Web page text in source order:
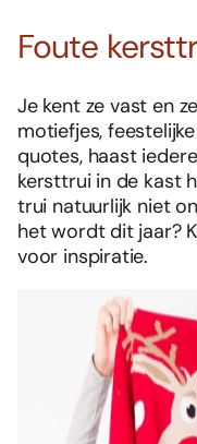
Foute
Je kent ze vast en
motiefjes,
quotes, haast
kersttrui in de kast
trui natuurlijk niet
het wordt dit jaar?
voor inspiratie.